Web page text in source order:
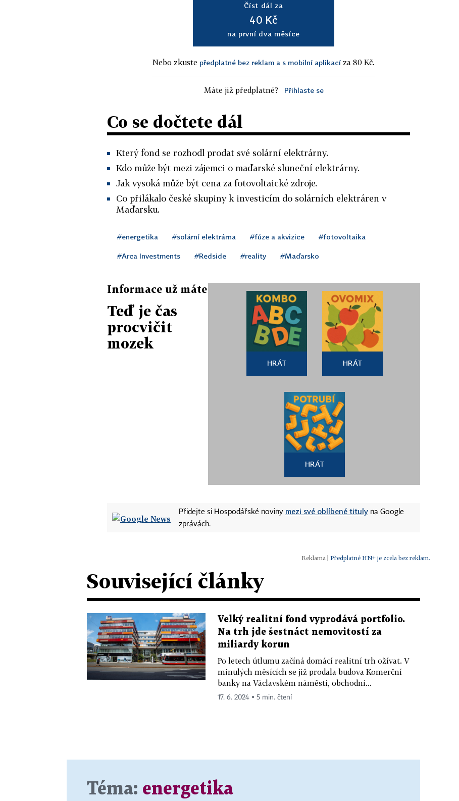
Číst dál za
40 Kč
na první dva měsíce
Nebo zkuste předplatné bez reklam a s mobilní aplikací za 80 Kč.
Máte již předplatné? Přihlaste se
Co se dočtete dál
Který fond se rozhodl prodat své solární elektrárny.
Kdo může být mezi zájemci o maďarské sluneční elektrárny.
Jak vysoká může být cena za fotovoltaické zdroje.
Co přilákalo české skupiny k investicím do solárních elektráren v
Maďarsku.
#energetika #solární elektrárna #fúze a akvizice #fotovoltaika
#Arca Investments #Redside #reality #Maďarsko
Informace už máte
Teď je čas
procvičit
mozek
HRÁT HRÁT
HRÁT
Přidejte si Hospodářské noviny mezi své oblíbené tituly na Google
zprávách.
| Předplatné HN+ je zcela bez reklam.
Související články
Velký realitní fond vyprodává portfolio.
Na trh jde šestnáct nemovitostí za
miliardy korun
Po letech útlumu začíná domácí realitní trh ožívat. V
minulých měsících se již prodala budova Komerční
banky na Václavském náměstí, obchodní...
17. 6. 2024 ▪ 5 min. čtení
Téma: energetika